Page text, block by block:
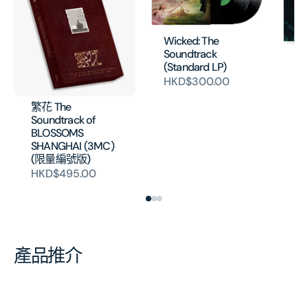
繁花 The
Soundtrack of
BLOSSOMS
SHANGHAI (3MC)
(限量編號版)
HKD$495.00
Wicked: The
Soundtrack
(Standard LP)
HKD$300.00
產品推介